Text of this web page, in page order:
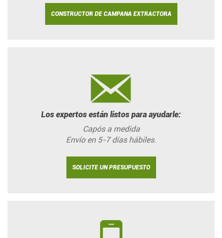
CONSTRUCTOR DE CAMPANA EXTRACTORA
Los expertos están listos para ayudarle:
Capós a medida
Envío en 5-7 días hábiles.
SOLICITE UN PRESUPUESTO